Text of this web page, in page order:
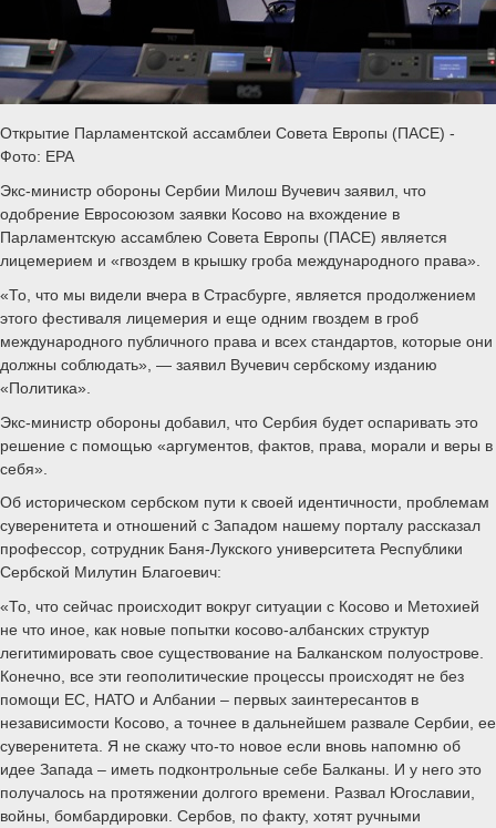
Открытие Парламентской ассамблеи Совета Европы (ПАСЕ) -
Фото: EPA
Экс-министр обороны Сербии Милош Вучевич заявил, что
одобрение Евросоюзом заявки Косово на вхождение в
Парламентскую ассамблею Совета Европы (ПАСЕ) является
лицемерием и «гвоздем в крышку гроба международного права».
«То, что мы видели вчера в Страсбурге, является продолжением
этого фестиваля лицемерия и еще одним гвоздем в гроб
международного публичного права и всех стандартов, которые они
должны соблюдать», — заявил Вучевич сербскому изданию
«Политика».
Экс-министр обороны добавил, что Сербия будет оспаривать это
решение с помощью «аргументов, фактов, права, морали и веры в
себя».
Об историческом сербском пути к своей идентичности, проблемам
суверенитета и отношений с Западом нашему порталу рассказал
профессор, сотрудник Баня-Лукского университета Республики
Сербской Милутин Благоевич:
«То, что сейчас происходит вокруг ситуации с Косово и Метохией
не что иное, как новые попытки косово-албанских структур
легитимировать свое существование на Балканском полуострове.
Конечно, все эти геополитические процессы происходят не без
помощи ЕС, НАТО и Албании – первых заинтересантов в
независимости Косово, а точнее в дальнейшем развале Сербии, ее
суверенитета. Я не скажу что-то новое если вновь напомню об
идее Запада – иметь подконтрольные себе Балканы. И у него это
получалось на протяжении долгого времени. Развал Югославии,
войны, бомбардировки. Сербов, по факту, хотят ручными